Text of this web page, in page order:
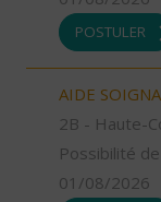
POSTULER
AIDE
2B - Haute-
Possibilité
01/08/2026